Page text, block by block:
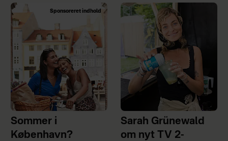
Sponsoreret indhold
Sommer i
København?
Sarah Grünewald
om nyt TV 2-